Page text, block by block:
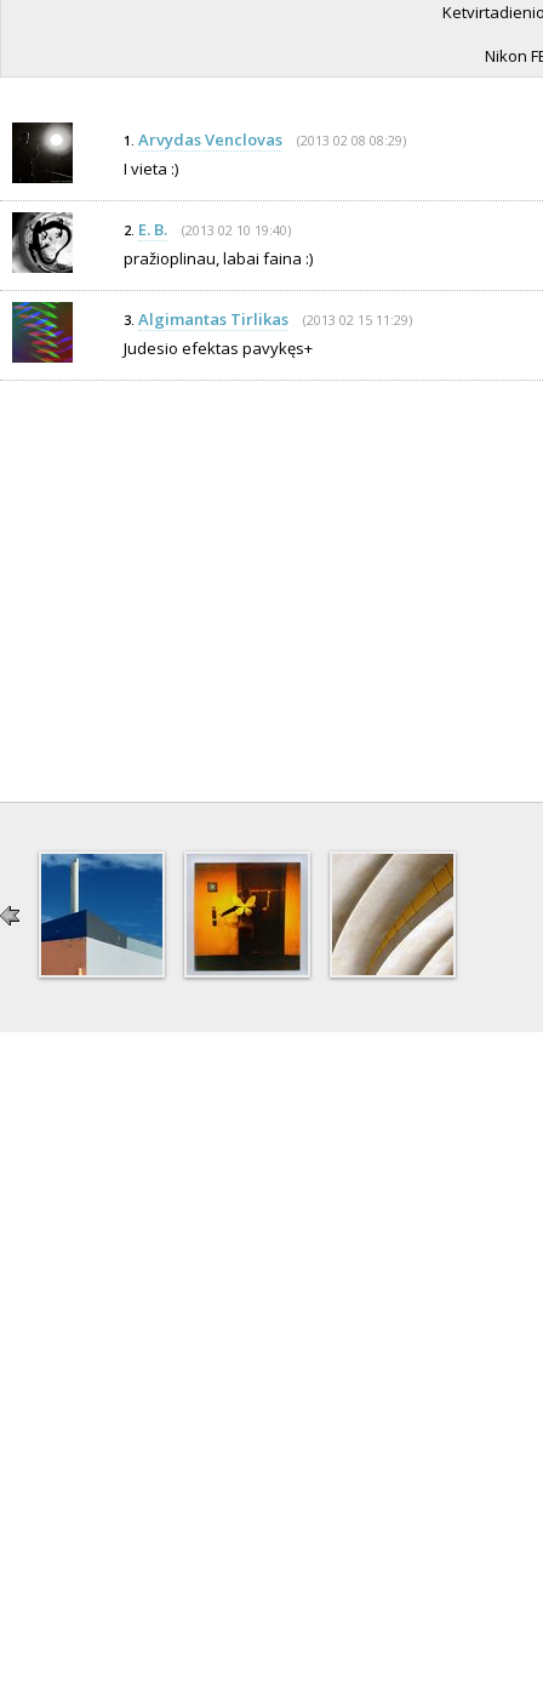
Nikon
1. Arvydas Venclovas (2013 02 08 08:29)
I vieta :)
2. E. B. (2013 02 10 19:40)
pražioplinau, labai faina :)
3. Algimantas Tirlikas (2013 02 15 11:29)
Judesio efektas pavykęs+